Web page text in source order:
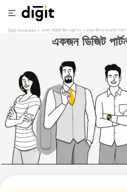
Digit Insurance একজন POSP বীমা এজেন্ট হন ভারতে কীভাবে অনলাইনে টাকা
একজন ডিজিট